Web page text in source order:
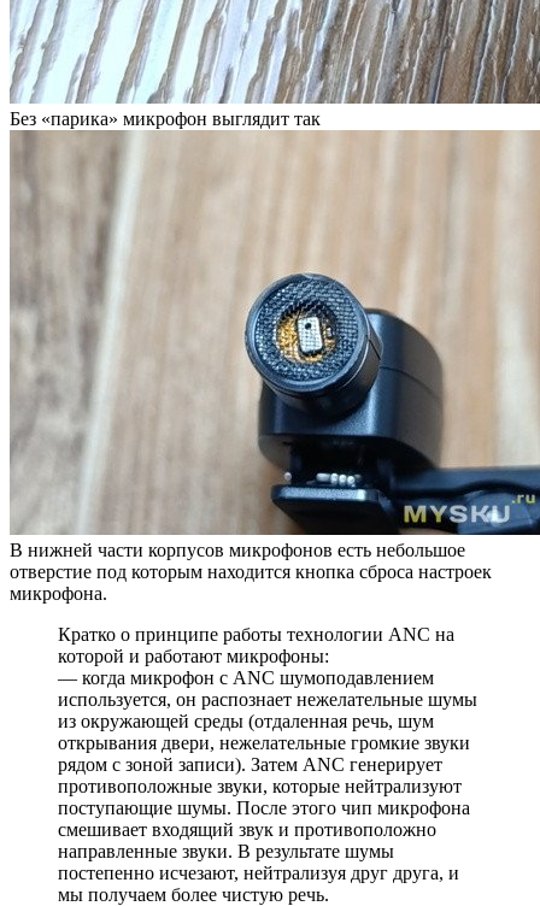
Без «парика» микрофон выглядит так
В нижней части корпусов микрофонов есть небольшое
отверстие под которым находится кнопка сброса настроек
микрофона.
Кратко о принципе работы технологии ANC на
которой и работают микрофоны:
— когда микрофон с ANC шумоподавлением
используется, он распознает нежелательные шумы
из окружающей среды (отдаленная речь, шум
открывания двери, нежелательные громкие звуки
рядом с зоной записи). Затем ANC генерирует
противоположные звуки, которые нейтрализуют
поступающие шумы. После этого чип микрофона
смешивает входящий звук и противоположно
направленные звуки. В результате шумы
постепенно исчезают, нейтрализуя друг друга, и
мы получаем более чистую речь.